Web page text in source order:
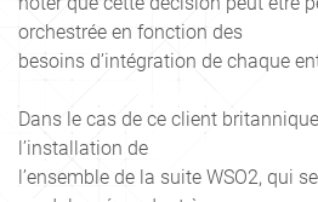
orchestrée en fonction des
besoins d’intégration de chaque
Dans le cas de ce client
l’installation de
l’ensemble de la suite WSO2, qui